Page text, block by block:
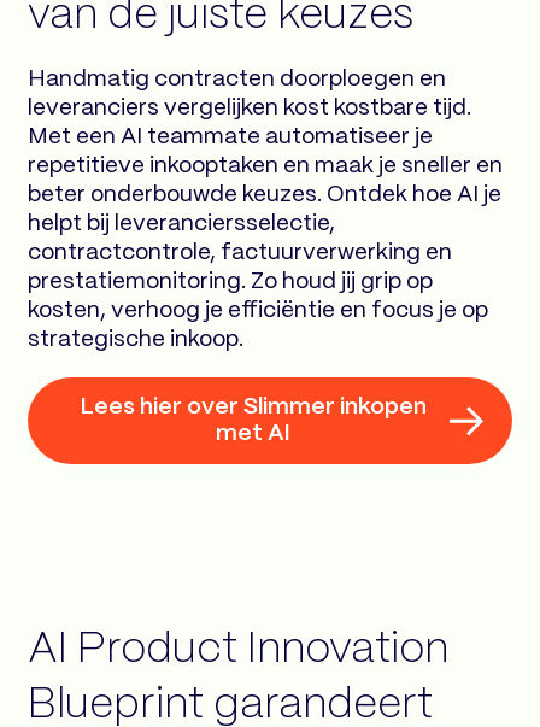
van de juiste keuzes
Handmatig contracten doorploegen en
leveranciers vergelijken kost kostbare tijd.
Met een AI teammate automatiseer je
repetitieve inkooptaken en maak je sneller en
beter onderbouwde keuzes. Ontdek hoe AI je
helpt bij leveranciersselectie,
contractcontrole, factuurverwerking en
prestatiemonitoring. Zo houd jij grip op
kosten, verhoog je efficiëntie en focus je op
strategische inkoop.
Lees hier over Slimmer inkopen
met AI
AI Product Innovation
Blueprint garandeert